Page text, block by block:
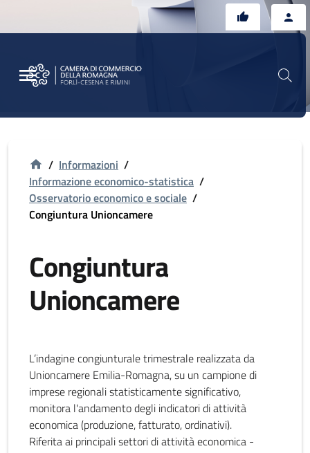
/ Informazioni /
Informazione economico-statistica /
Osservatorio economico e sociale /
Congiuntura Unioncamere
Congiuntura
Unioncamere
L’indagine congiunturale trimestrale realizzata da
Unioncamere Emilia-Romagna, su un campione di
imprese regionali statisticamente significativo,
monitora l'andamento degli indicatori di attività
economica (produzione, fatturato, ordinativi).
Riferita ai principali settori di attività economica -